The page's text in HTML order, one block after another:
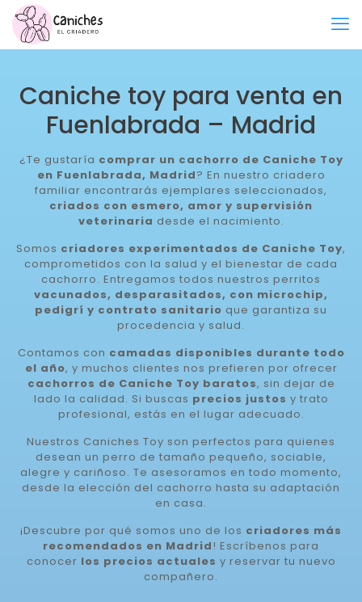
Caniche toy para venta en
Fuenlabrada – Madrid
¿Te gustaría comprar un cachorro de Caniche Toy
en Fuenlabrada, Madrid? En nuestro criadero
familiar encontrarás ejemplares seleccionados,
criados con esmero, amor y supervisión
veterinaria desde el nacimiento.
Somos criadores experimentados de Caniche Toy,
comprometidos con la salud y el bienestar de cada
cachorro. Entregamos todos nuestros perritos
vacunados, desparasitados, con microchip,
pedigrí y contrato sanitario que garantiza su
procedencia y salud.
Contamos con camadas disponibles durante todo
el año, y muchos clientes nos prefieren por ofrecer
cachorros de Caniche Toy baratos, sin dejar de
lado la calidad. Si buscas precios justos y trato
profesional, estás en el lugar adecuado.
Nuestros Caniches Toy son perfectos para quienes
desean un perro de tamaño pequeño, sociable,
alegre y cariñoso. Te asesoramos en todo momento,
desde la elección del cachorro hasta su adaptación
en casa.
¡Descubre por qué somos uno de los criadores más
recomendados en Madrid! Escríbenos para
conocer los precios actuales y reservar tu nuevo
compañero.